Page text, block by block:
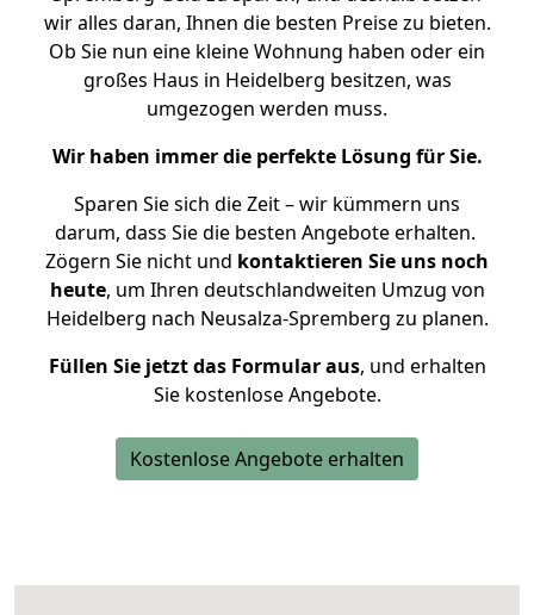
wir alles daran, Ihnen die besten Preise zu bieten.
Ob Sie nun eine kleine Wohnung haben oder ein
großes Haus in Heidelberg besitzen, was
umgezogen werden muss.
Wir haben immer die perfekte Lösung für Sie.
Sparen Sie sich die Zeit – wir kümmern uns
darum, dass Sie die besten Angebote erhalten.
Zögern Sie nicht und kontaktieren Sie uns noch
heute, um Ihren deutschlandweiten Umzug von
Heidelberg nach Neusalza-Spremberg zu planen.
Füllen Sie jetzt das Formular aus, und erhalten
Sie kostenlose Angebote.
Kostenlose Angebote erhalten